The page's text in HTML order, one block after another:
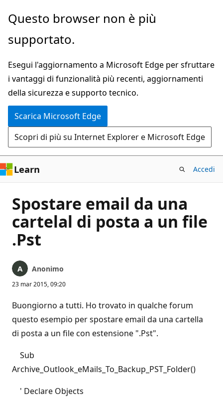
Ignora
passa
contenuto
principale
Questo browser non è più
supportato.
Esegui l'aggiornamento a Microsoft Edge per sfruttare
i vantaggi di funzionalità più recenti, aggiornamenti
della sicurezza e supporto tecnico.
Scarica Microsoft Edge
Scopri di più su Internet Explorer e Microsoft Edge
Learn Accedi
Spostare email da una
cartelal di posta a un file
.Pst
Anonimo
23 mar 2015, 09:20
Buongiorno a tutti. Ho trovato in qualche forum
questo esempio per spostare email da una cartella
di posta a un file con estensione ".Pst".
Sub
Archive_Outlook_eMails_To_Backup_PST_Folder()
' Declare Objects